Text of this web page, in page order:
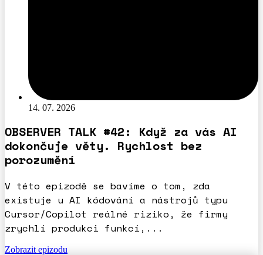
14. 07. 2026
OBSERVER TALK #42: Když za vás AI
dokončuje věty. Rychlost bez
porozumění
V této epizodě se bavíme o tom, zda
existuje u AI kódování a nástrojů typu
Cursor/Copilot reálné riziko, že firmy
zrychlí produkci funkcí,...
Zobrazit epizodu